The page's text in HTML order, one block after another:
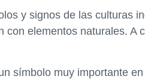
y signos de las culturas
con elementos naturales. A
símbolo muy importante